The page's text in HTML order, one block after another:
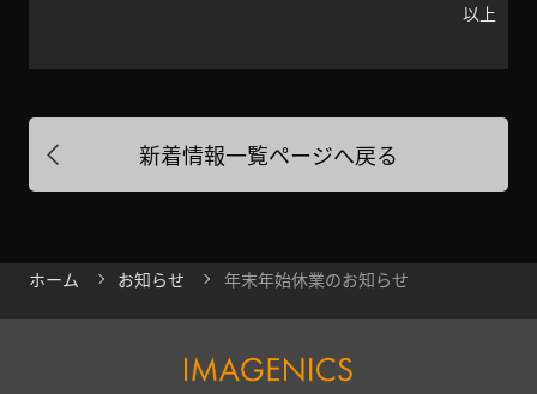
以上
新着情報一覧ページへ戻る
ホーム お知らせ 年末年始休業のお知らせ